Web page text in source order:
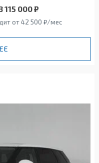
115 000 ₽
от 42 500 ₽/мес